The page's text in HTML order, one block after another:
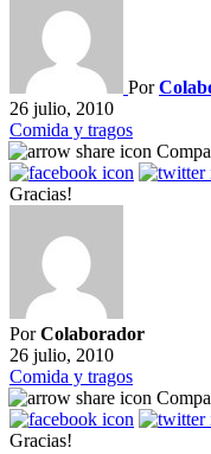
Por
26 julio, 2010
Comida y tragos
Gracias!
PorColaborador
26 julio, 2010
Comida y tragos
Gracias!